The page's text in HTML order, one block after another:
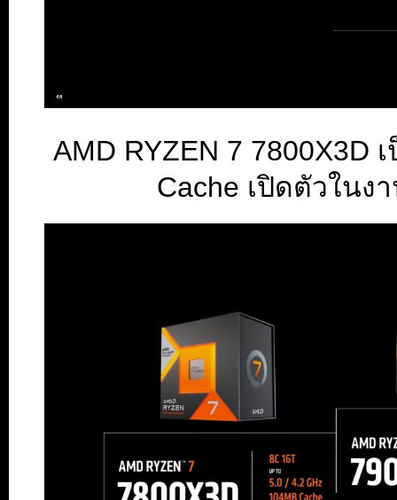
AMD RYZEN 7 7800X3D
Cache เปิดตัวในง